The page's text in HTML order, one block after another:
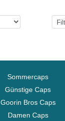
Sommercaps
Günstige Caps
Goorin Bros Caps
Damen Caps